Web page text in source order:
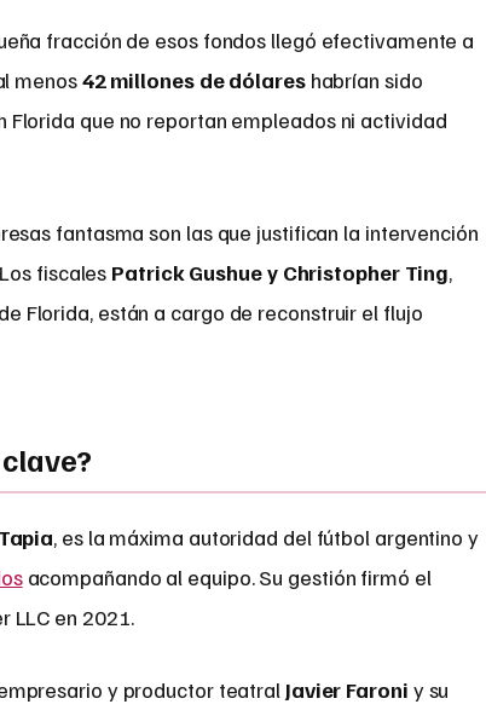
fracción de esos fondos llegó efectivamente a
menos42 millones de dólareshabrían sido
que no reportan empleados ni actividad
fantasma son las que justifican la intervención
fiscales Patrick Gushue y Christopher Ting,
Florida, están a cargo de reconstruir el flujo
, es la máxima autoridad del fútbol argentino y
acompañando al equipo. Su gestión firmó el
LLC en 2021.
y productor teatral Javier Faroni y su